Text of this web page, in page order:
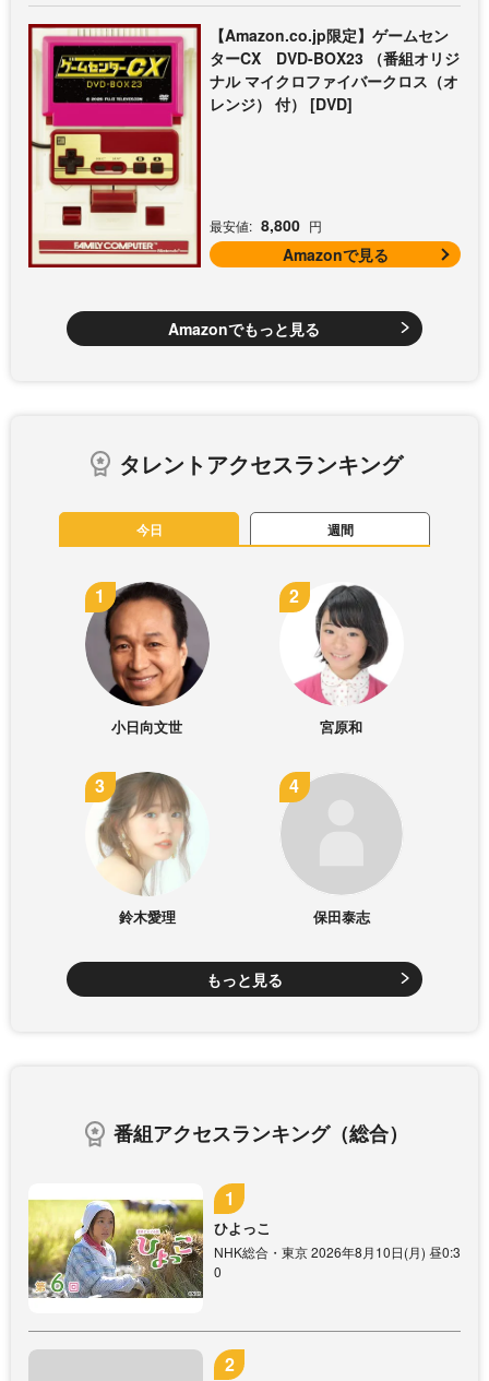
【Amazon.co.jp限定】ゲームセン
ターCX DVD-BOX23 （番組オリジ
ナル マイクロファイバークロス（オ
レンジ） 付） [DVD]
最安値: 8,800 円
Amazonで見る
Amazonでもっと見る
タレントアクセスランキング
今日 週間
小日向文世 宮原和
鈴木愛理 保田泰志
もっと見る
番組アクセスランキング（総合）
ひよっこ
NHK総合・東京 2026年8月10日(月) 昼0:3
0